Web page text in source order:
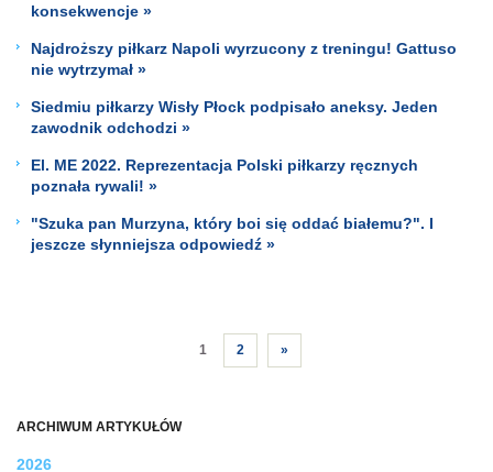
ARCHIWUM ARTYKUŁÓW
2026
konsekwencje »
Najdroższy piłkarz Napoli wyrzucony z treningu! Gattuso
nie wytrzymał »
Siedmiu piłkarzy Wisły Płock podpisało aneksy. Jeden
zawodnik odchodzi »
El. ME 2022. Reprezentacja Polski piłkarzy ręcznych
poznała rywali! »
"Szuka pan Murzyna, który boi się oddać białemu?". I
jeszcze słynniejsza odpowiedź »
1 2 »